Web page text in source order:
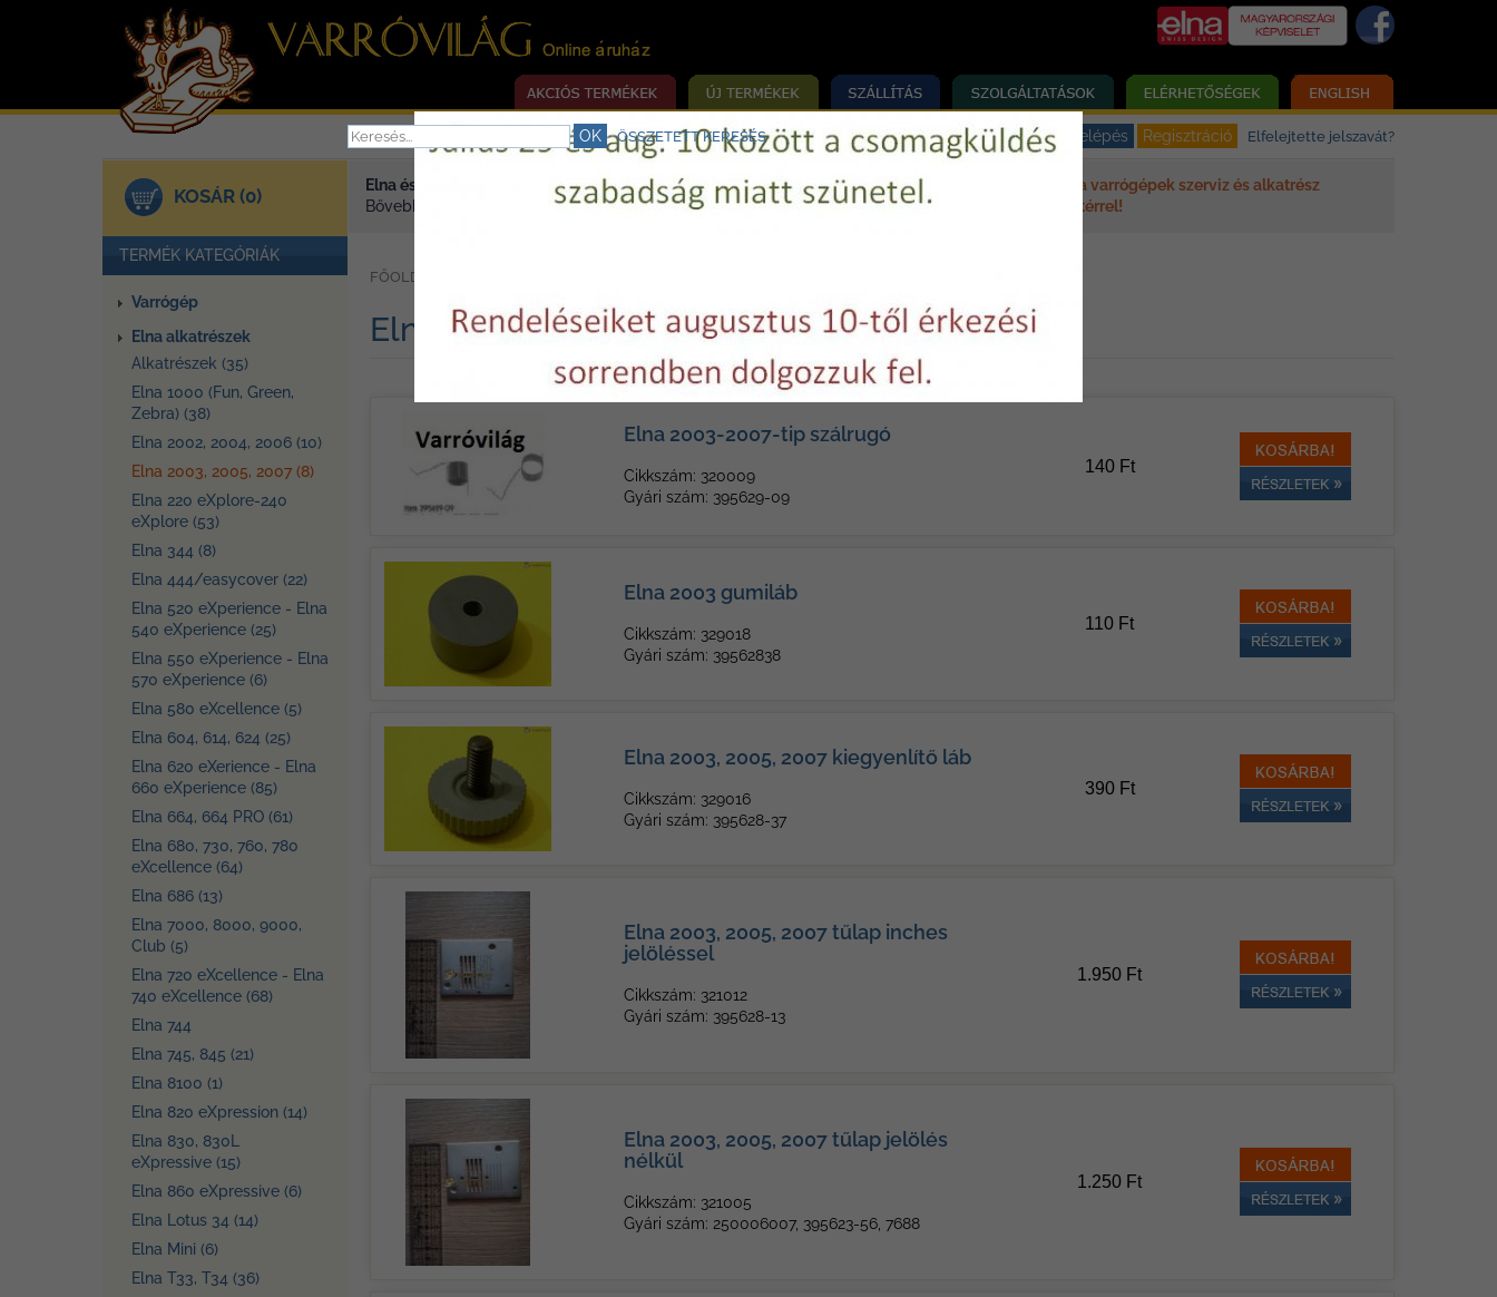
ÖSSZETETT KERESÉS Elfelejtette jelszavát?
KOSÁR (0)
TERMÉK KATEGÓRIÁK
Varrógép
Elna alkatrészek
Alkatrészek (35)
Elna 1000 (Fun, Green,
Zebra) (38)
Elna 2002, 2004, 2006 (10)
Elna 2003, 2005, 2007 (8)
Elna 220 eXplore-240
eXplore (53)
Elna 344 (8)
Elna 444/easycover (22)
Elna 520 eXperience - Elna
540 eXperience (25)
Elna 550 eXperience - Elna
570 eXperience (6)
Elna 580 eXcellence (5)
Elna 604, 614, 624 (25)
Elna 620 eXerience - Elna
660 eXperience (85)
Elna 664, 664 PRO (61)
Elna 680, 730, 760, 780
eXcellence (64)
Elna 686 (13)
Elna 7000, 8000, 9000,
Club (5)
Elna 720 eXcellence - Elna
740 eXcellence (68)
Elna 744
Elna 745, 845 (21)
Elna 8100 (1)
Elna 820 eXpression (14)
Elna 830, 830L
eXpressive (15)
Elna 860 eXpressive (6)
Elna Lotus 34 (14)
Elna Mini (6)
Elna T33, T34 (36)
Elna és Janome varrógép szerviz.
Bővebben >
Telefon:+36 29 750977
E-mail:varrovilag@varrovilag.hu
Elna varrógépek szerviz és alkatrész
háttérrel!
FŐOLDAL
Elna 2003, 2005, 2007
Elna 2003-2007-tip szálrugó
Cikkszám: 320009
Gyári szám: 395629-09
140 Ft
Elna 2003 gumiláb
Cikkszám: 329018
Gyári szám: 39562838
110 Ft
Elna 2003, 2005, 2007 kiegyenlítő láb
Cikkszám: 329016
Gyári szám: 395628-37
390 Ft
Elna 2003, 2005, 2007 tűlap inches
jelöléssel
Cikkszám: 321012
Gyári szám: 395628-13
1.950 Ft
Elna 2003, 2005, 2007 tűlap jelölés
nélkül
Cikkszám: 321005
Gyári szám: 250006007, 395623-56, 7688
1.250 Ft